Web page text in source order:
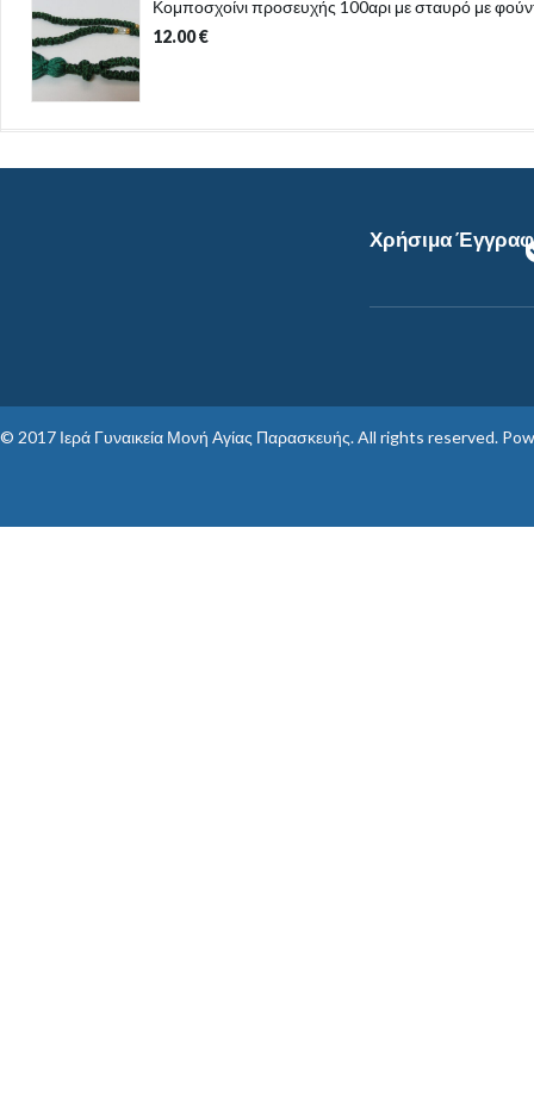
Κομποσχοίνι προσευχής 100αρι με σταυρό με
12.00€
Χρήσιμα
© 2017 Ιερά Γυναικεία Μονή Αγίας Παρασκευής. All rights reserved.